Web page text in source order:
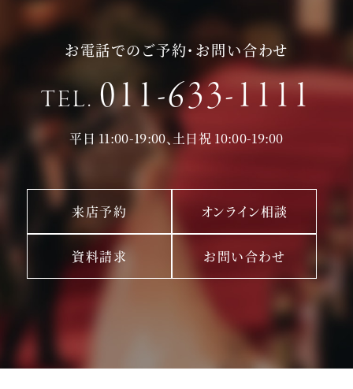
お電話でのご予約・お問い合わせ
TEL. 011-633-1111
平日 11:00-19:00、土日祝 10:00-19:00
来店予約 オンライン相談
資料請求 お問い合わせ